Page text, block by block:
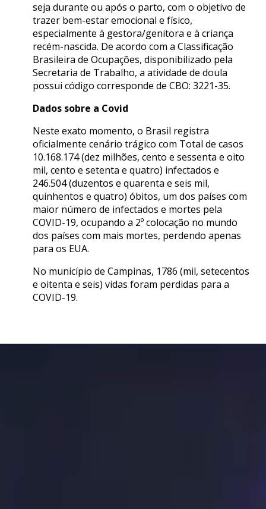
seja durante ou após o parto, com o objetivo de
trazer bem-estar emocional e físico,
especialmente à gestora/genitora e à criança
recém-nascida. De acordo com a Classificação
Brasileira de Ocupações, disponibilizado pela
Secretaria de Trabalho, a atividade de doula
possui código corresponde de CBO: 3221-35.
Dados sobre a Covid
Neste exato momento, o Brasil registra
oficialmente cenário trágico com Total de casos
10.168.174 (dez milhões, cento e sessenta e oito
mil, cento e setenta e quatro) infectados e
246.504 (duzentos e quarenta e seis mil,
quinhentos e quatro) óbitos, um dos países com
maior número de infectados e mortes pela
COVID-19, ocupando a 2º colocação no mundo
dos países com mais mortes, perdendo apenas
para os EUA.
No município de Campinas, 1786 (mil, setecentos
e oitenta e seis) vidas foram perdidas para a
COVID-19.